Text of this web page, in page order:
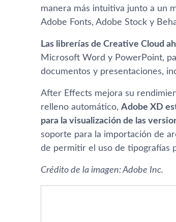
manera más intuitiva junto a un
Adobe Fonts, Adobe Stock y
Las librerías de Creative Cloud
Microsoft Word y PowerPoint,
documentos y presentaciones,
After Effects mejora su
relleno automático, Adobe XD
para la visualización de las
soporte para la importación de
de permitir el uso de tipografías
Crédito de la imagen: Adobe Inc.